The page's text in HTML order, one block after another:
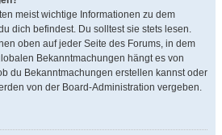
meist wichtige Informationen zu dem
dich befindest. Du solltest sie stets lesen.
oben auf jeder Seite des Forums, in dem
Bekanntmachungen hängt es von
du Bekanntmachungen erstellen kannst oder
von der Board-Administration vergeben.